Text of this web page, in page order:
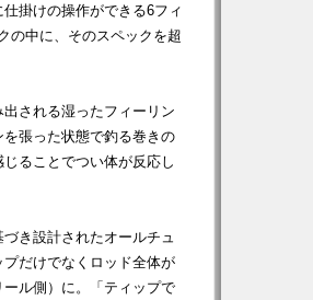
掛けの操作ができる6フィ
の中に、そのスペックを超
される湿ったフィーリン
張った状態で釣る巻きの
ることでつい体が反応し
き設計されたオールチュ
だけでなくロッド全体が
ル側）に。「ティップで